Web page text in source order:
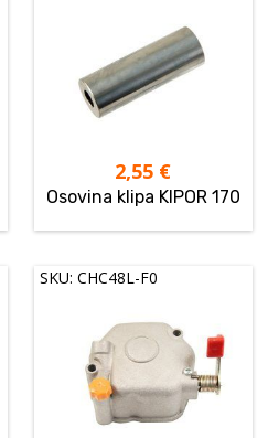
2,55 €
Osovina klipa KIPOR 170
SKU: CHC48L-F0